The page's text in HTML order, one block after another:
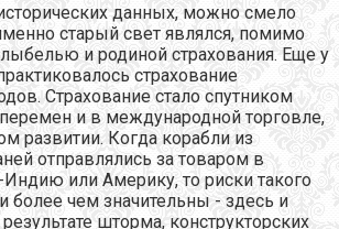
данных, можно смело
старый свет являлся, помимо
и родиной страхования. Еще у
страхование
Страхование стало спутником
и в международной торговле,
развитии. Когда корабли из
отправлялись за товаром в
или Америку, то риски такого
более чем значительны - здесь и
шторма, конструкторских